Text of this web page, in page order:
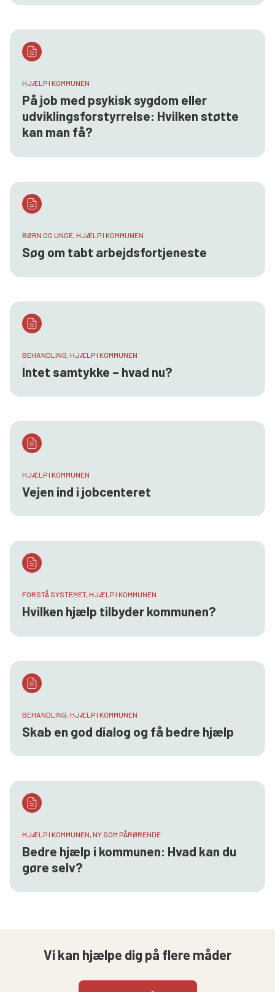
HJÆLP I KOMMUNEN
På job med psykisk sygdom eller
udviklingsforstyrrelse: Hvilken støtte
kan man få?
BØRN OG UNGE, HJÆLP I KOMMUNEN
Søg om tabt arbejdsfortjeneste
BEHANDLING, HJÆLP I KOMMUNEN
Intet samtykke – hvad nu?
HJÆLP I KOMMUNEN
Vejen ind i jobcenteret
FORSTÅ SYSTEMET, HJÆLP I KOMMUNEN
Hvilken hjælp tilbyder kommunen?
BEHANDLING, HJÆLP I KOMMUNEN
Skab en god dialog og få bedre hjælp
HJÆLP I KOMMUNEN, NY SOM PÅRØRENDE
Bedre hjælp i kommunen: Hvad kan du
gøre selv?
Vi kan hjælpe dig på flere måder